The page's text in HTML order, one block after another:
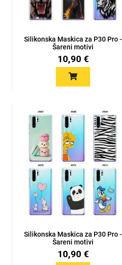
Silikonska Maskica za P30 Pro -
Šareni motivi
10,90 €
Silikonska Maskica za P30 Pro -
Šareni motivi
10,90 €